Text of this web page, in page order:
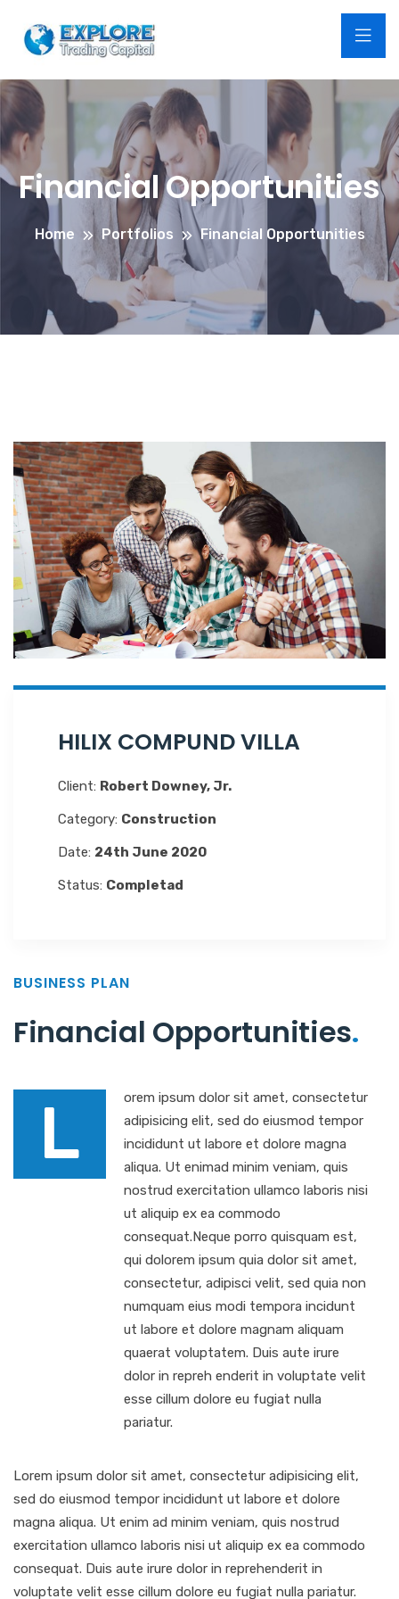
Financial Opportunities
Home Portfolios Financial Opportunities
HILIX COMPUND VILLA
Client: Robert Downey, Jr.
Category: Construction
Date: 24th June 2020
Status: Completad
BUSINESS PLAN
Financial Opportunities.
L
orem ipsum dolor sit amet, consectetur
adipisicing elit, sed do eiusmod tempor
incididunt ut labore et dolore magna
aliqua. Ut enimad minim veniam, quis
nostrud exercitation ullamco laboris nisi
ut aliquip ex ea commodo
consequat.Neque porro quisquam est,
qui dolorem ipsum quia dolor sit amet,
consectetur, adipisci velit, sed quia non
numquam eius modi tempora incidunt
ut labore et dolore magnam aliquam
quaerat voluptatem. Duis aute irure
dolor in repreh enderit in voluptate velit
esse cillum dolore eu fugiat nulla
pariatur.
Lorem ipsum dolor sit amet, consectetur adipisicing elit,
sed do eiusmod tempor incididunt ut labore et dolore
magna aliqua. Ut enim ad minim veniam, quis nostrud
exercitation ullamco laboris nisi ut aliquip ex ea commodo
consequat. Duis aute irure dolor in reprehenderit in
voluptate velit esse cillum dolore eu fugiat nulla pariatur.